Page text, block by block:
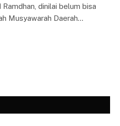
dinilai belum bisa
Musyawarah Daerah…